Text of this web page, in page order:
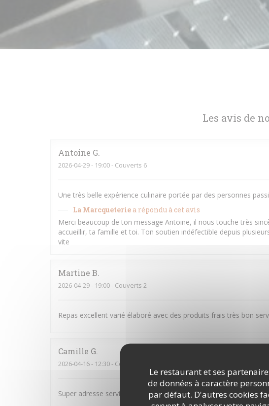
Le restaurant et ses
de données à caractère
par défaut. D'autres cookies
Les avis de
Antoine G
2026-04-29- 19:00 - Couverts 6
Une très belle expérience culinaire portée par des personnes
La Marcqueterie a répondu à cet avis
Merci beaucoup de ton message Antoine, il nous touche très
accueillir, ta famille et toi. Ton soutien indéfectible depuis
vite
Martine B
2026-04-29- 19:00 - Couverts 2
Repas excellent varié élaboré avec des produits frais très bon
Camille G
2026-04-16- 12:30 - Couverts 2
Super adresse service au top et très bon produit !